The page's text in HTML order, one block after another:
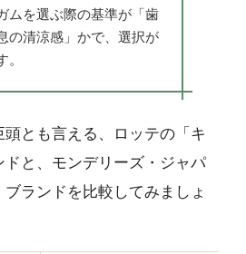
ムを選ぶ際の基準が「歯
の清涼感」かで、選択が
頭とも言える、ロッテの「キ
ドと、モンデリーズ・ジャパ
ランドを比較してみましょ